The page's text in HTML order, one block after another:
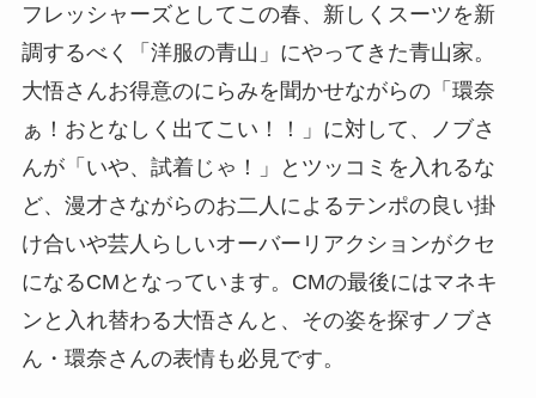
フレッシャーズとしてこの春、新しくスーツを新
調するべく「洋服の青山」にやってきた青山家。
大悟さんお得意のにらみを聞かせながらの「環奈
ぁ！おとなしく出てこい！！」に対して、ノブさ
んが「いや、試着じゃ！」とツッコミを入れるな
ど、漫才さながらのお二人によるテンポの良い掛
け合いや芸人らしいオーバーリアクションがクセ
になるCMとなっています。CMの最後にはマネキ
ンと入れ替わる大悟さんと、その姿を探すノブさ
ん・環奈さんの表情も必見です。